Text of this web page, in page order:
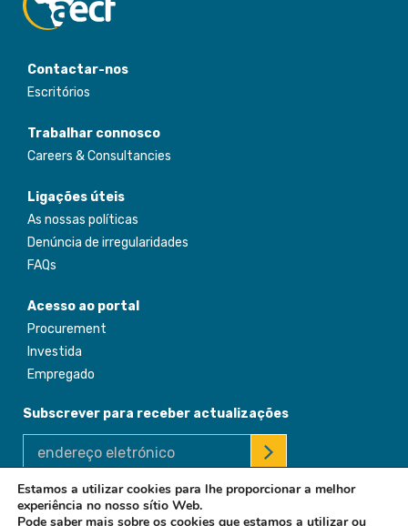
Contactar-nos
Escritórios
Trabalhar connosco
Careers & Consultancies
Ligações úteis
As nossas políticas
Denúncia de irregularidades
FAQs
Acesso ao portal
Procurement
Investida
Empregado
Subscrever para receber actualizações
© 2026 Africa Enterprise Challenge Fund. All Rights Reserved
Estamos a utilizar cookies para lhe proporcionar a melhor
experiência no nosso sítio Web.
Pode saber mais sobre os cookies que estamos a utilizar ou